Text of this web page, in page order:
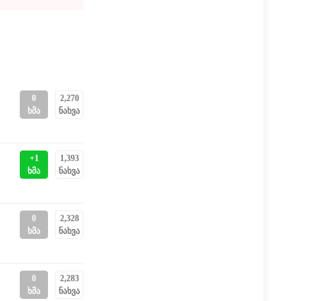
0
ხმა
2,270
ნახვა
+1
ხმა
1,393
ნახვა
0
ხმა
2,328
ნახვა
0
ხმა
2,283
ნახვა